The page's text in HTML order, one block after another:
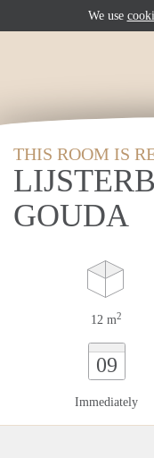
THIS ROOM IS
GOUDA
12 m2
09
Immediately
We use